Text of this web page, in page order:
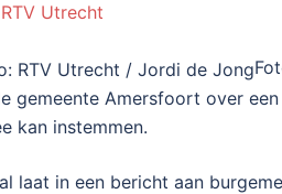
RTV Utrecht
gemeente Amersfoort over
kan instemmen.
laat in een bericht aan